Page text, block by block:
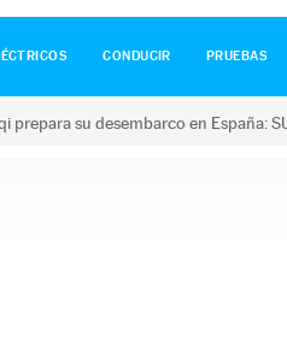
CONDUCIR PRUEBAS
prepara su desembarco en España: